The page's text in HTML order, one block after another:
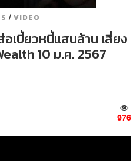
/ VIDEO
เบี้ยวหนี้แสนล้าน เสี่ยง
10 ม.ค. 2567
976